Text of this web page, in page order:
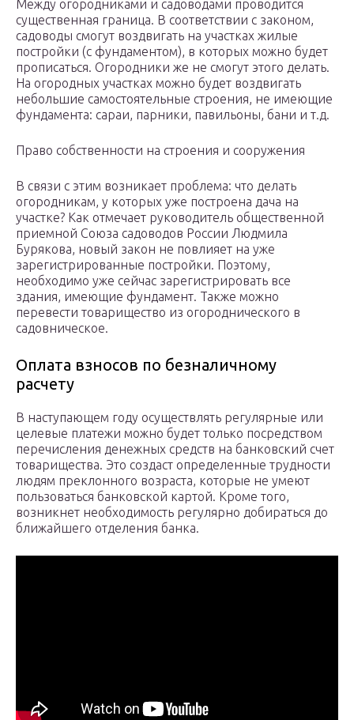
Между огородниками и садоводами проводится
существенная граница. В соответствии с законом,
садоводы смогут воздвигать на участках жилые
постройки (с фундаментом), в которых можно будет
прописаться. Огородники же не смогут этого делать.
На огородных участках можно будет воздвигать
небольшие самостоятельные строения, не имеющие
фундамента: сараи, парники, павильоны, бани и т.д.
Право собственности на строения и сооружения
В связи с этим возникает проблема: что делать
огородникам, у которых уже построена дача на
участке? Как отмечает руководитель общественной
приемной Союза садоводов России Людмила
Бурякова, новый закон не повлияет на уже
зарегистрированные постройки. Поэтому,
необходимо уже сейчас зарегистрировать все
здания, имеющие фундамент. Также можно
перевести товарищество из огороднического в
садовническое.
Оплата взносов по безналичному
расчету
В наступающем году осуществлять регулярные или
целевые платежи можно будет только посредством
перечисления денежных средств на банковский счет
товарищества. Это создаст определенные трудности
людям преклонного возраста, которые не умеют
пользоваться банковской картой. Кроме того,
возникнет необходимость регулярно добираться до
ближайшего отделения банка.